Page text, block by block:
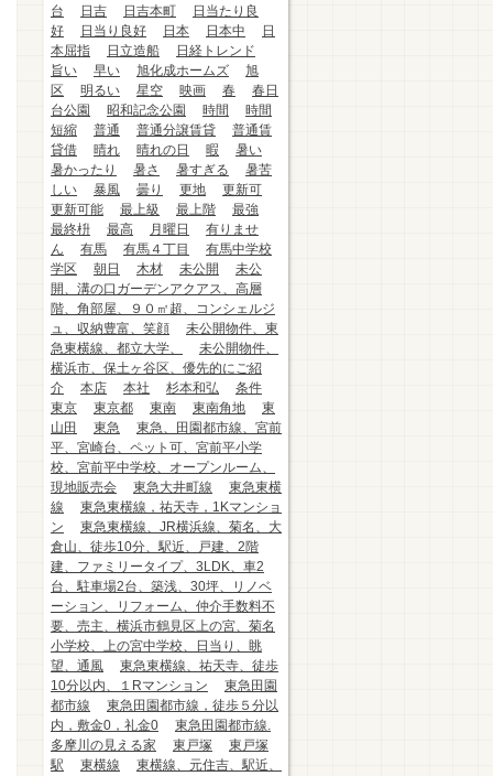
台
日吉 日吉本町
日当たり良
好
日当り良好 日本 日本中
日
本屈指
日立造船
日経トレンド
旨い
早い 旭化成ホームズ
旭
区
明るい 星空 映画 春
春日
台公園
昭和記念公園 時間
時間
短縮
普通 普通分譲賃貸
普通賃
貸借
晴れ 晴れの日 暇
暑い
暑かったり
暑さ 暑すぎる
暑苦
しい
暴風 曇り 更地
更新可
更新可能
最上級 最上階
最強
最終枡
最高 月曜日
有りませ
ん
有馬 有馬４丁目
有馬中学校
学区
朝日 木材 未公開
未公
開、溝の口ガーデンアクアス、高層
階、角部屋、９０㎡超、コンシェルジ
ュ、収納豊富、笑顔
未公開物件、東
急東横線、都立大学、
未公開物件、
横浜市、保土ヶ谷区、優先的にご紹
介
本店 本社 杉本和弘
条件
東京
東京都 東南 東南角地
東
山田
東急
東急、田園都市線、宮前
平、宮崎台、ペット可、宮前平小学
校、宮前平中学校、オープンルーム、
現地販売会
東急大井町線
東急東横
線
東急東横線，祐天寺，1Kマンショ
ン
東急東横線、JR横浜線、菊名、大
倉山、徒歩10分、駅近、戸建、2階
建、ファミリータイプ、3LDK、車2
台、駐車場2台、築浅、30坪、リノベ
ーション、リフォーム、仲介手数料不
要、売主、横浜市鶴見区上の宮、菊名
小学校、上の宮中学校、日当り、眺
望、通風
東急東横線、祐天寺、徒歩
10分以内、１Rマンション
東急田園
都市線
東急田園都市線，徒歩５分以
内，敷金0，礼金0
東急田園都市線.
多摩川の見える家
東戸塚
東戸塚
駅
東横線
東横線、元住吉、駅近、